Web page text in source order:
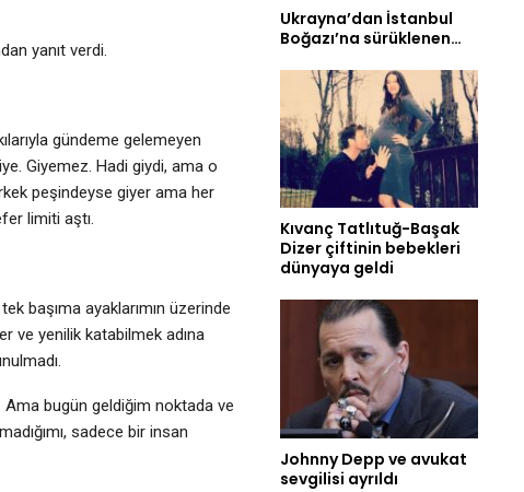
yanıt verdi.
gündeme gelemeyen
Giyemez. Hadi giydi, ama o
peşindeyse giyer ama her
limiti aştı.
başıma ayaklarımın üzerinde
ve yenilik katabilmek adına
Ama bugün geldiğim noktada ve
sadece bir insan
Ukrayna’dan İstanbul
Boğazı’na sürüklenen…
Kıvanç Tatlıtuğ-Başak
Dizer çiftinin bebekleri
dünyaya geldi
Johnny Depp ve avukat
sevgilisi ayrıldı